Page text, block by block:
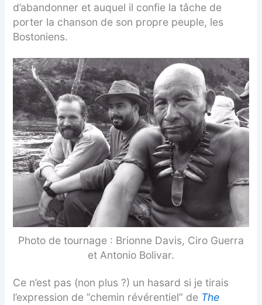
d’abandonner et auquel il confie la tâche de
porter la chanson de son propre peuple, les
Bostoniens.
Photo de tournage : Brionne Davis, Ciro Guerra
et Antonio Bolivar.
Ce n’est pas (non plus ?) un hasard si je tirais
l’expression de ”chemin révérentiel” de The